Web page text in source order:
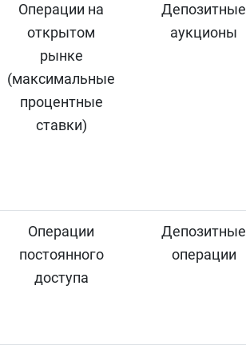
Операции на
открытом
рынке
(максимальные
процентные
ставки)
Депозитные
аукционы
Операции
постоянного
доступа
Депозитные
операции